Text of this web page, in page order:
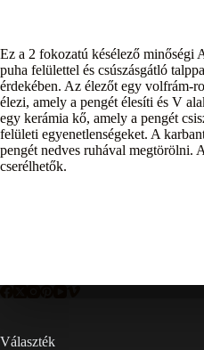
Ez a 2 fokozatú késélező minőségi
puha felülettel és csúszásgátló
érdekében. Az élezőt egy volfrám-
élezi, amely a pengét élesíti és V
egy kerámia kő, amely a pengét
felületi egyenetlenségeket. A
pengét nedves ruhával megtörölni.
cserélhetők.
Választék